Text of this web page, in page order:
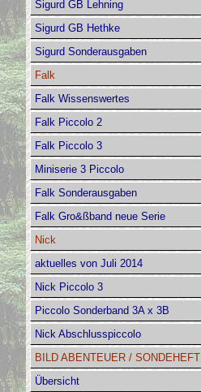
Sigurd GB Lehning
Sigurd GB Hethke
Sigurd Sonderausgaben
Falk
Falk Wissenswertes
Falk Piccolo 2
Falk Piccolo 3
Miniserie 3 Piccolo
Falk Sonderausgaben
Falk Gro&ßband neue Serie
Nick
aktuelles von Juli 2014
Nick Piccolo 3
Piccolo Sonderband 3A x 3B
Nick Abschlusspiccolo
BILD ABENTEUER / SONDEHEFT
Übersicht